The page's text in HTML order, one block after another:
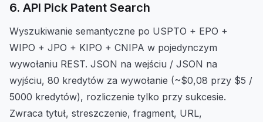
6. API Pick Patent Search
Wyszukiwanie semantyczne po USPTO + EPO +
WIPO + JPO + KIPO + CNIPA w pojedynczym
wywołaniu REST. JSON na wejściu / JSON na
wyjściu, 80 kredytów za wywołanie (~$0,08 przy $5 /
5000 kredytów), rozliczenie tylko przy sukcesie.
Zwraca tytuł, streszczenie, fragment, URL,